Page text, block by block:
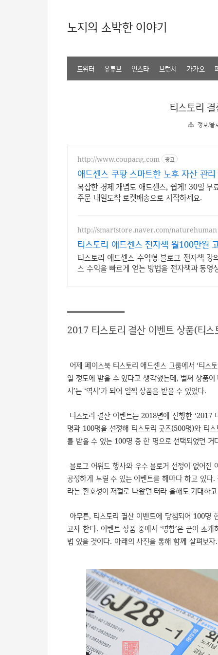
노지의 소박한 이야기
트위터 유튜브 인스타 브런치 카카오
티스토리
정보/블
http://www.coupang.com 광고
애드센스 쿠팡 스마트한 노후 자산 관리
복잡한 경제 개념도 애드센스, 쉽게! 30일 무
주문 내일도착 로켓배송으로 시작하세요.
http://smartstore.naver.com/naturehuman
티스토리 애드센스 전자책 월100만원
티스토리 애드센스 수익형 블로그 전자책
스 수익을 빠르게 얻는 방법을 전자책과 동영
2017 티스토리 결산 이벤트 상품(티
어제 페이스북 티스토리 애드센스 그룹에서 ‘티
일 정도에 받을 수 있다고 생각했는데, 벌써 상품이
시’는 ‘역시’가 되어 일찍 상품을 받을 수 있었다.
티스토리 결산 이벤트는 2018년에 진행한 ‘2017
명과 100명을 선정해 티스토리 굿즈(500명)와 티
를 받을 수 있는 100명 중 한 명으로 선택되었던 거
블로그 어워드 행사와 우수 블로거 선정이 없어진
공정하게 누릴 수 있는 이벤트를 해마다 하고 있
라는 환호성이 저절로 나왔던 터라 올해도 기대하
아무튼, 티스토리 결산 이벤트에 당첨되어 100명
고자 한다. 이벤트 상품 중에서 ‘명함’은 굳이 소
법 있을 것이다. 아래의 사진을 통해 함께 살펴보자.